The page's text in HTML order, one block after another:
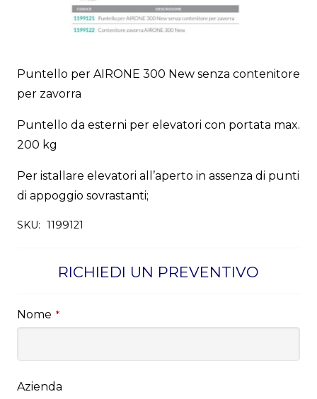
Puntello per AIRONE 300 New senza contenitore
per zavorra
Puntello da esterni per elevatori con portata max.
200 kg
Per istallare elevatori all’aperto in assenza di punti
di appoggio sovrastanti;
SKU: 1199121
RICHIEDI UN PREVENTIVO
Nome *
Azienda